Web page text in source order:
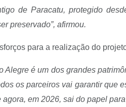
de Paracatu, protegido
preservado”, afirmou.
para a realização do
Alegre é um dos grandes
os parceiros vai garantir que
em 2026, sai do papel